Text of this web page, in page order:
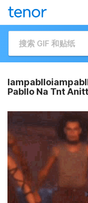
Pabllo Na Tnt